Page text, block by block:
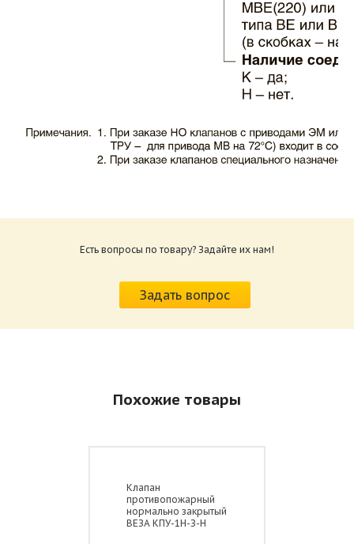
ВИНГС-М КЛОП-1.pdf
приводов КЛОП-1.pdf
Размер: 520.36 Кб
Есть вопросы по товару? Задайте их нам!
Задать вопрос
Похожие товары
Клапан
противопожарный
нормально закрытый
ВЕЗА КПУ-1Н-З-Н